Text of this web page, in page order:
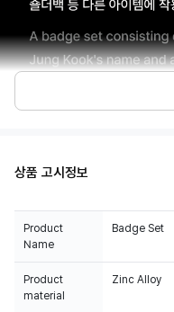
상품 고시정보
Product
Name
Badge Set
Product
material
Zinc Alloy